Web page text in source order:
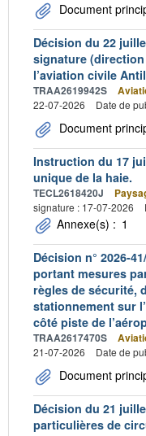
Document
Décision du 22
signature
l’aviation civile
TRAA2619942S
22-07-2026
Date de
Document
Instruction du 17
unique de la haie.
TECL2618420J
signature : 17-07-2026
Annexe(s) : 1
Décision n° 2026-
portant mesures
règles de sécurité,
stationnement sur
côté piste de
TRAA2617470S
21-07-2026
Date de
Document
Décision du 21
particulières de